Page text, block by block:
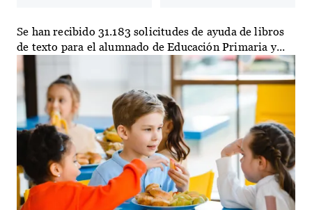
Se han recibido 31.183 solicitudes de ayuda de libros
de texto para el alumnado de Educación Primaria y...